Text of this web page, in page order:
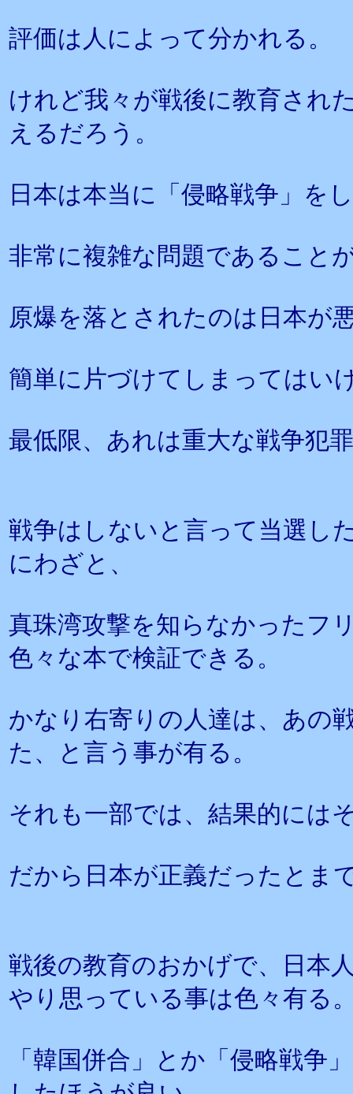
評価は人によって分かれる。
けれど我々が戦後に教育され
えるだろう。
日本は本当に「侵略戦争」を
非常に複雑な問題であること
原爆を落とされたのは日本が
簡単に片づけてしまってはい
最低限、あれは重大な戦争犯
戦争はしないと言って当選し
にわざと、
真珠湾攻撃を知らなかったフ
色々な本で検証できる。
かなり右寄りの人達は、あの
た、と言う事が有る。
それも一部では、結果的には
だから日本が正義だったとま
戦後の教育のおかげで、日本
やり思っている事は色々有る
「韓国併合」とか「侵略戦争